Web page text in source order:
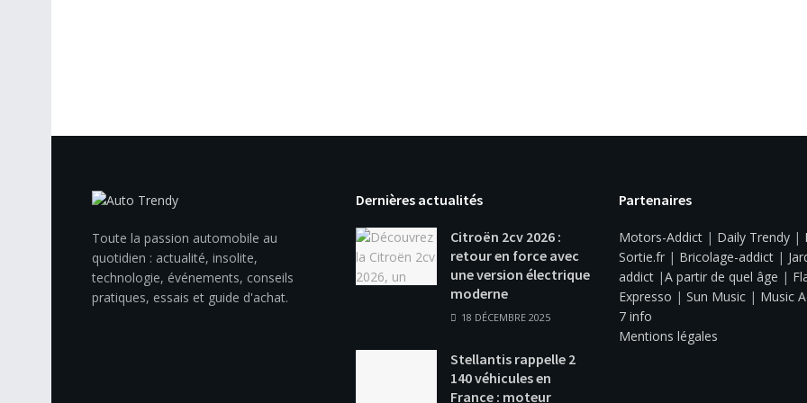
Toute la passion automobile au
quotidien : actualité, insolite,
technologie, événements, conseils
pratiques, essais et guide d'achat.
Dernières actualités
Citroën 2cv 2026 :
retour en force avec
une version électrique
moderne
18 DÉCEMBRE 2025
Stellantis rappelle 2
140 véhicules en
France : moteur
Partenaires
Motors-Addict | Daily Trendy |
Sortie.fr | Bricolage-addict |
addict |A partir de quel âge |
Expresso | Sun Music | Music
7 info
Mentions légales